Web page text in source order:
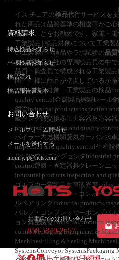
イス チェアの検品代行サービスを
れた商品は品質基準の相違等がご心
品することをお勧めです。家電・
工業製品 | 検品対象について工業製
い工業製品へ検品やラボ試験の品質
ヨシダ検品会社の専属検品員の中
品員・監査員で構成される工業製
面、仕様に商品が準拠しているか
ます。検品対象｜工業製品の検品
quality control金属製品鋼製レール
鋼管industrial products inspection
蔵タンク熱交換器圧力容器反応容
products inspection and quality
ボイラー内燃機関蒸気ターバン水
inspection and quality control生産設
ンCNCマシニングセンタindustrial
control運搬・固定器具クレーンニ
industrial products inspection and
ゴルフカー電気自動車観光車
controlスペアパーツ・コンポーネ
ルベアリングindustrial products
バルブ・コンプレッサーポンプバ
ョン真空機器industrial products
controlPackaging Equipment &
MachinesFilling & Sealing
SystemsConveyor
資料請求
持込検品お知らせ
出張検品お知らせ
検品流れ
検品報告書見本
お問い合わせ
メールフォーム問合せ
メールを送信する
inquiry.jp@hqts.com
お電話でのお問い合わせ
050-5840-2657
サイトマップ 利用規